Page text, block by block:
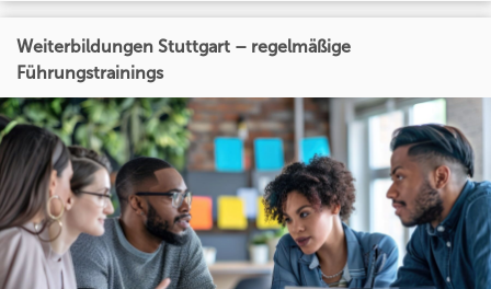
Weiterbildungen Stuttgart – regelmäßige
Führungstrainings